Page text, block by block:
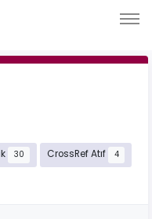
30 CrossRef Atıf 4